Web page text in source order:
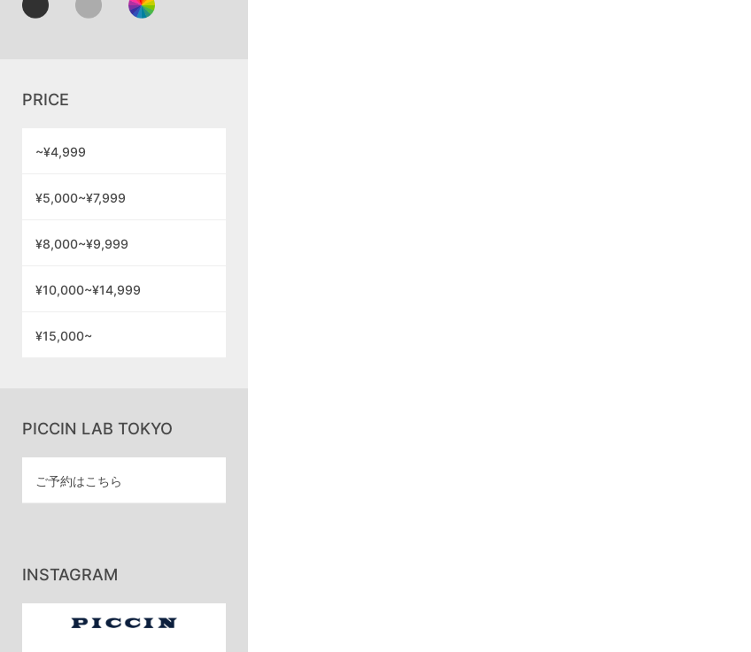
PRICE
~¥4,999
¥5,000~¥7,999
¥8,000~¥9,999
¥10,000~¥14,999
¥15,000~
PICCIN LAB TOKYO
ご予約はこちら
INSTAGRAM